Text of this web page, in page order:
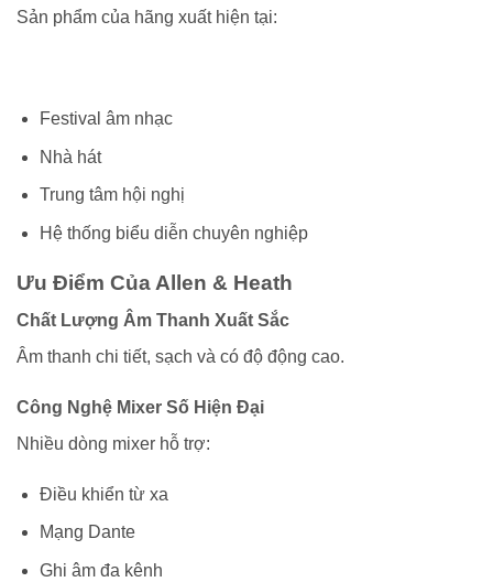
Sản phẩm của hãng xuất hiện tại:
Festival âm nhạc
Nhà hát
Trung tâm hội nghị
Hệ thống biểu diễn chuyên nghiệp
Ưu Điểm Của Allen & Heath
Chất Lượng Âm Thanh Xuất Sắc
Âm thanh chi tiết, sạch và có độ động cao.
Công Nghệ Mixer Số Hiện Đại
Nhiều dòng mixer hỗ trợ:
Điều khiển từ xa
Mạng Dante
Ghi âm đa kênh